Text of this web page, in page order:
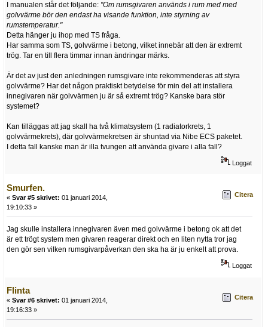
I manualen står det följande: "Om rumsgivaren används i rum med med
golvvärme bör den endast ha visande funktion, inte styrning av
rumstemperatur."
Detta hänger ju ihop med TS fråga.
Har samma som TS, golvvärme i betong, vilket innebär att den är extremt
trög. Tar en till flera timmar innan ändringar märks.
Är det av just den anledningen rumsgivare inte rekommenderas att styra
golvvärme? Har det någon praktiskt betydelse för min del att installera
innegivaren när golvvärmen ju är så extremt trög? Kanske bara stör
systemet?
Kan tilläggas att jag skall ha två klimatsystem (1 radiatorkrets, 1
golvvärmekrets), där golvvärmekretsen är shuntad via Nibe ECS paketet.
I detta fall kanske man är illa tvungen att använda givare i alla fall?
Loggat
Smurfen.
« Svar #5 skrivet: 01 januari 2014,
19:10:33 »
Citera
Jag skulle installera innegivaren även med golvvärme i betong ok att det
är ett trögt system men givaren reagerar direkt och en liten nytta tror jag
den gör sen vilken rumsgivarpåverkan den ska ha är ju enkelt att prova.
Loggat
Flinta
« Svar #6 skrivet: 01 januari 2014,
19:16:33 »
Citera